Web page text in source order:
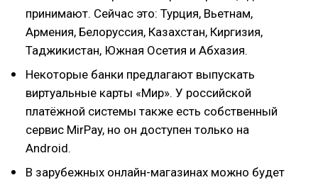
принимают. Сейчас это: Турция, Вьетнам,
Армения, Белоруссия, Казахстан, Киргизия,
Таджикистан, Южная Осетия и Абхазия.
Некоторые банки предлагают выпускать
виртуальные карты «Мир». У российской
платёжной системы также есть собственный
сервис MirPay, но он доступен только на
Android.
В зарубежных онлайн-магазинах можно будет